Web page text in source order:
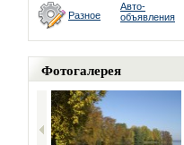
Разное
Авто-
объявления
Фотогалерея